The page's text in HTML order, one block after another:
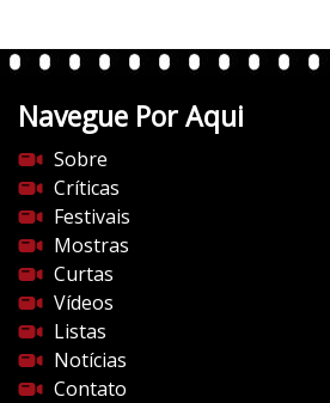
s
o
i
n
e
m
a
.
c
o
Navegue Por Aqui
Sobre
Críticas
Festivais
Mostras
Curtas
Vídeos
Listas
Notícias
Contato